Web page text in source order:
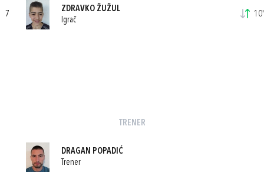
7
ZDRAVKO ŽUŽUL
Igrač
10'
TRENER
DRAGAN POPADIĆ
Trener